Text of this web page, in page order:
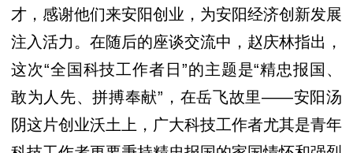
才，感谢他们来安阳创业，为安阳经济创新发展
注入活力。在随后的座谈交流中，赵庆林指出，
这次“全国科技工作者日”的主题是“精忠报国、
敢为人先、拼搏奉献”，在岳飞故里——安阳汤
阴这片创业沃土上，广大科技工作者尤其是青年